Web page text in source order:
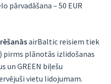
pārvadāšana – 50 EUR
airBaltic reisiem tiek
pirms plānotās izlidošanas
un GREEN biļešu
vietu lidojumam.